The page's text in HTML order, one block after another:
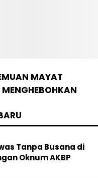
MAYAT
Tanpa Busana di
Oknum AKBP